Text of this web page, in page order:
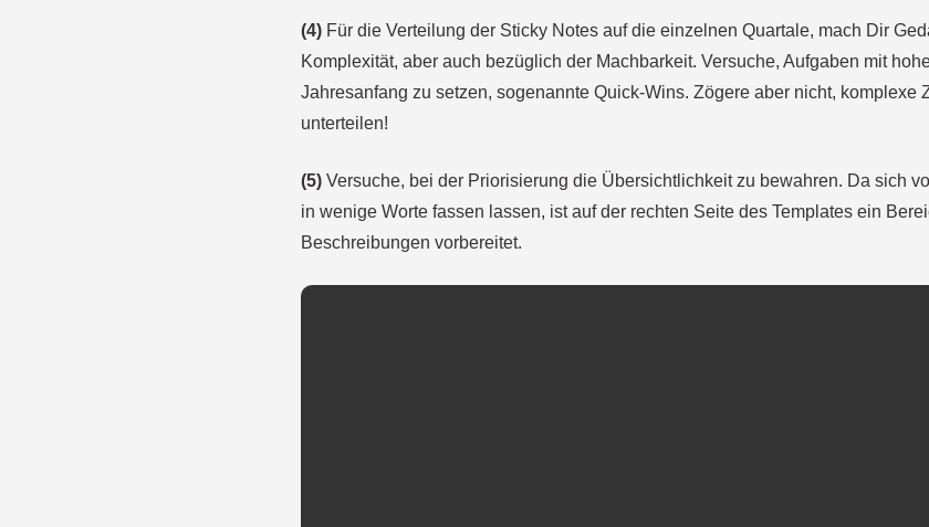
(4) Für die Verteilung der Sticky Notes auf die einzelnen Quartale, mach Dir
Komplexität, aber auch bezüglich der Machbarkeit. Versuche, Aufgaben mit
Jahresanfang zu setzen, sogenannte Quick-Wins. Zögere aber nicht, komplexe
unterteilen!
(5) Versuche, bei der Priorisierung die Übersichtlichkeit zu bewahren. Da sich
in wenige Worte fassen lassen, ist auf der rechten Seite des Templates ein
Beschreibungen vorbereitet.